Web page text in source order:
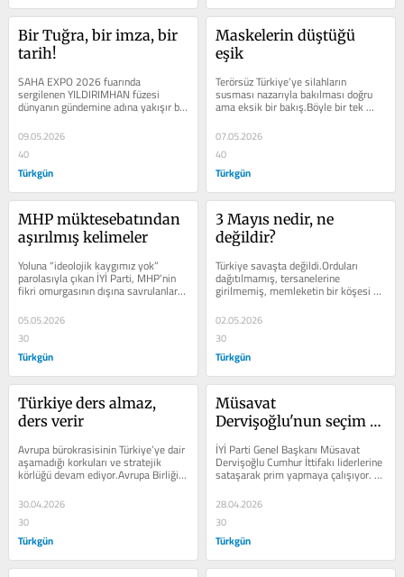
Bir Tuğra, bir imza, bir
tarih!
SAHA EXPO 2026 fuarında
sergilenen YILDIRIMHAN füzesi
dünyanın gündemine adına yakışır bir
hızla giriş yaptı.Dost ve kardeş
ülkeler...
09.05.2026
40
Türkgün
Maskelerin düştüğü
eşik
Terörsüz Türkiye’ye silahların
susması nazarıyla bakılması doğru
ama eksik bir bakış.Böyle bir tek
boyutluluk büyük resmin görülmesini
engelliyor.
07.05.2026
40
Türkgün
MHP müktesebatından
aşırılmış kelimeler
Yoluna “ideolojik kaygımız yok”
parolasıyla çıkan İYİ Parti, MHP’nin
fikri omurgasının dışına savrulanların
toplanma alanı oldu.Kuruluş g...
05.05.2026
30
Türkgün
3 Mayıs nedir, ne
değildir?
Türkiye savaşta değildi.Orduları
dağıtılmamış, tersanelerine
girilmemiş, memleketin bir köşesi
bilfiil işgal edilmemişti.Fakat bu...
02.05.2026
30
Türkgün
Türkiye ders almaz,
ders verir
Avrupa bürokrasisinin Türkiye’ye dair
aşamadığı korkuları ve stratejik
körlüğü devam ediyor.Avrupa Birliği
Komisyonu Başkanı Ursula von der
Leyen’in,
30.04.2026
30
Türkgün
Müsavat
Dervişoğlu'nun seçim
vaadi
İYİ Parti Genel Başkanı Müsavat
Dervişoğlu Cumhur İttifakı liderlerine
sataşarak prim yapmaya çalışıyor.
Geçtiğimiz günlerde MHP Lideri Sayın
D...
28.04.2026
30
Türkgün